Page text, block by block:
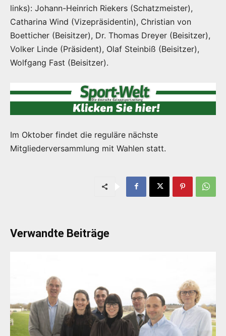
links): Johann-Heinrich Riekers (Schatzmeister),
Catharina Wind (Vizepräsidentin), Christian von
Boetticher (Beisitzer), Dr. Thomas Dreyer (Beisitzer),
Volker Linde (Präsident), Olaf Steinbiß (Beisitzer),
Wolfgang Fast (Beisitzer).
Im Oktober findet die reguläre nächste
Mitgliederversammlung mit Wahlen statt.
Verwandte Beiträge